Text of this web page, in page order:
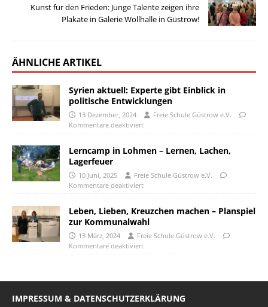
Kunst für den Frieden: Junge Talente zeigen ihre
Plakate in Galerie Wollhalle in Güstrow!
ÄHNLICHE ARTIKEL
Syrien aktuell: Experte gibt Einblick in
politische Entwicklungen
13 Dezember, 2024
Freie Schule Güstrow e.V.
Kommentare deaktiviert
Lerncamp in Lohmen – Lernen, Lachen,
Lagerfeuer
10 Juni, 2025
Freie Schule Güstrow e.V.
Kommentare deaktiviert
Leben, Lieben, Kreuzchen machen – Planspiel
zur Kommunalwahl
13 März, 2024
Freie Schule Güstrow e.V.
Kommentare deaktiviert
IMPRESSUM & DATENSCHUTZERKLÄRUNG